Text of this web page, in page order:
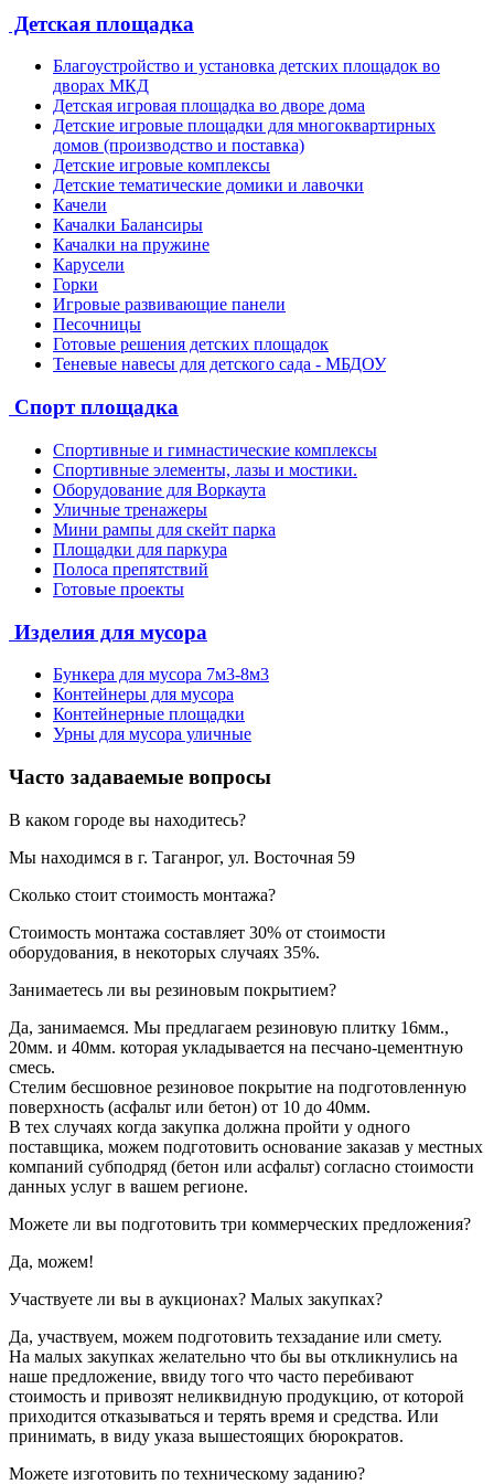
Детская площадка
Благоустройство и установка детских площадок во
дворах МКД
Детская игровая площадка во дворе дома
Детские игровые площадки для многоквартирных
домов (производство и поставка)
Детские игровые комплексы
Детские тематические домики и лавочки
Качели
Качалки Балансиры
Качалки на пружине
Карусели
Горки
Игровые развивающие панели
Песочницы
Готовые решения детских площадок
Теневые навесы для детского сада - МБДОУ
Спорт площадка
Спортивные и гимнастические комплексы
Спортивные элементы, лазы и мостики.
Оборудование для Воркаута
Уличные тренажеры
Мини рампы для скейт парка
Площадки для паркура
Полоса препятствий
Готовые проекты
Изделия для мусора
Бункера для мусора 7м3-8м3
Контейнеры для мусора
Контейнерные площадки
Урны для мусора уличные
Часто задаваемые вопросы
В каком городе вы находитесь?
Мы находимся в г. Таганрог, ул. Восточная 59
Сколько стоит стоимость монтажа?
Стоимость монтажа составляет 30% от стоимости
оборудования, в некоторых случаях 35%.
Занимаетесь ли вы резиновым покрытием?
Да, занимаемся. Мы предлагаем резиновую плитку 16мм.,
20мм. и 40мм. которая укладывается на песчано-цементную
смесь.
Стелим бесшовное резиновое покрытие на подготовленную
поверхность (асфальт или бетон) от 10 до 40мм.
В тех случаях когда закупка должна пройти у одного
поставщика, можем подготовить основание заказав у местных
компаний субподряд (бетон или асфальт) согласно стоимости
данных услуг в вашем регионе.
Можете ли вы подготовить три коммерческих предложения?
Да, можем!
Участвуете ли вы в аукционах? Малых закупках?
Да, участвуем, можем подготовить техзадание или смету.
На малых закупках желательно что бы вы откликнулись на
наше предложение, ввиду того что часто перебивают
стоимость и привозят неликвидную продукцию, от которой
приходится отказываться и терять время и средства. Или
принимать, в виду указа вышестоящих бюрократов.
Можете изготовить по техническому заданию?